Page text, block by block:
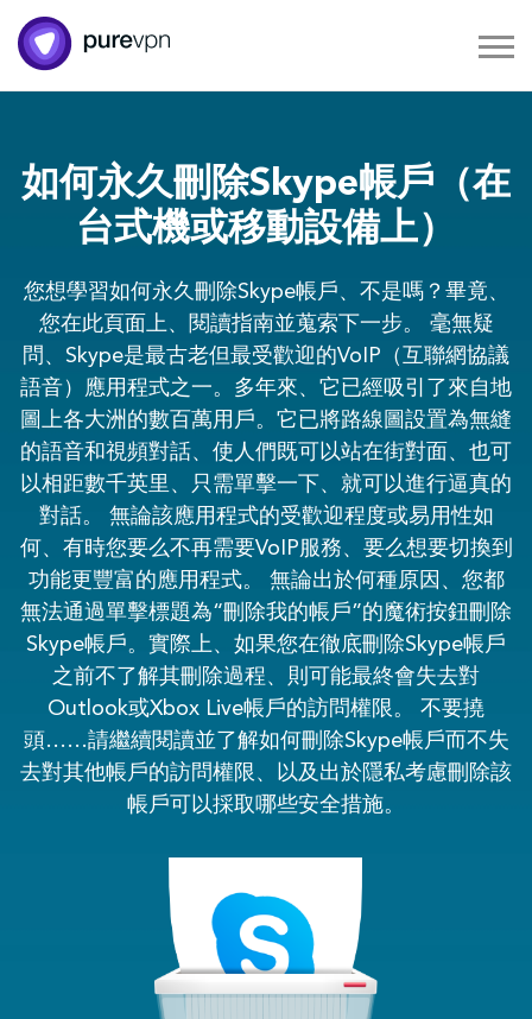
如何永久刪除Skype帳戶（在
台式機或移動設備上）
您想學習如何永久刪除Skype帳戶、不是嗎？畢竟、
您在此頁面上、閱讀指南並蒐索下一步。 毫無疑
問、Skype是最古老但最受歡迎的VoIP（互聯網協議
語音）應用程式之一。多年來、它已經吸引了來自地
圖上各大洲的數百萬用戶。它已將路線圖設置為無縫
的語音和視頻對話、使人們既可以站在街對面、也可
以相距數千英里、只需單擊一下、就可以進行逼真的
對話。 無論該應用程式的受歡迎程度或易用性如
何、有時您要么不再需要VoIP服務、要么想要切換到
功能更豐富的應用程式。 無論出於何種原因、您都
無法通過單擊標題為“刪除我的帳戶”的魔術按鈕刪除
Skype帳戶。實際上、如果您在徹底刪除Skype帳戶
之前不了解其刪除過程、則可能最終會失去對
Outlook或Xbox Live帳戶的訪問權限。 不要撓
頭……請繼續閱讀並了解如何刪除Skype帳戶而不失
去對其他帳戶的訪問權限、以及出於隱私考慮刪除該
帳戶可以採取哪些安全措施。